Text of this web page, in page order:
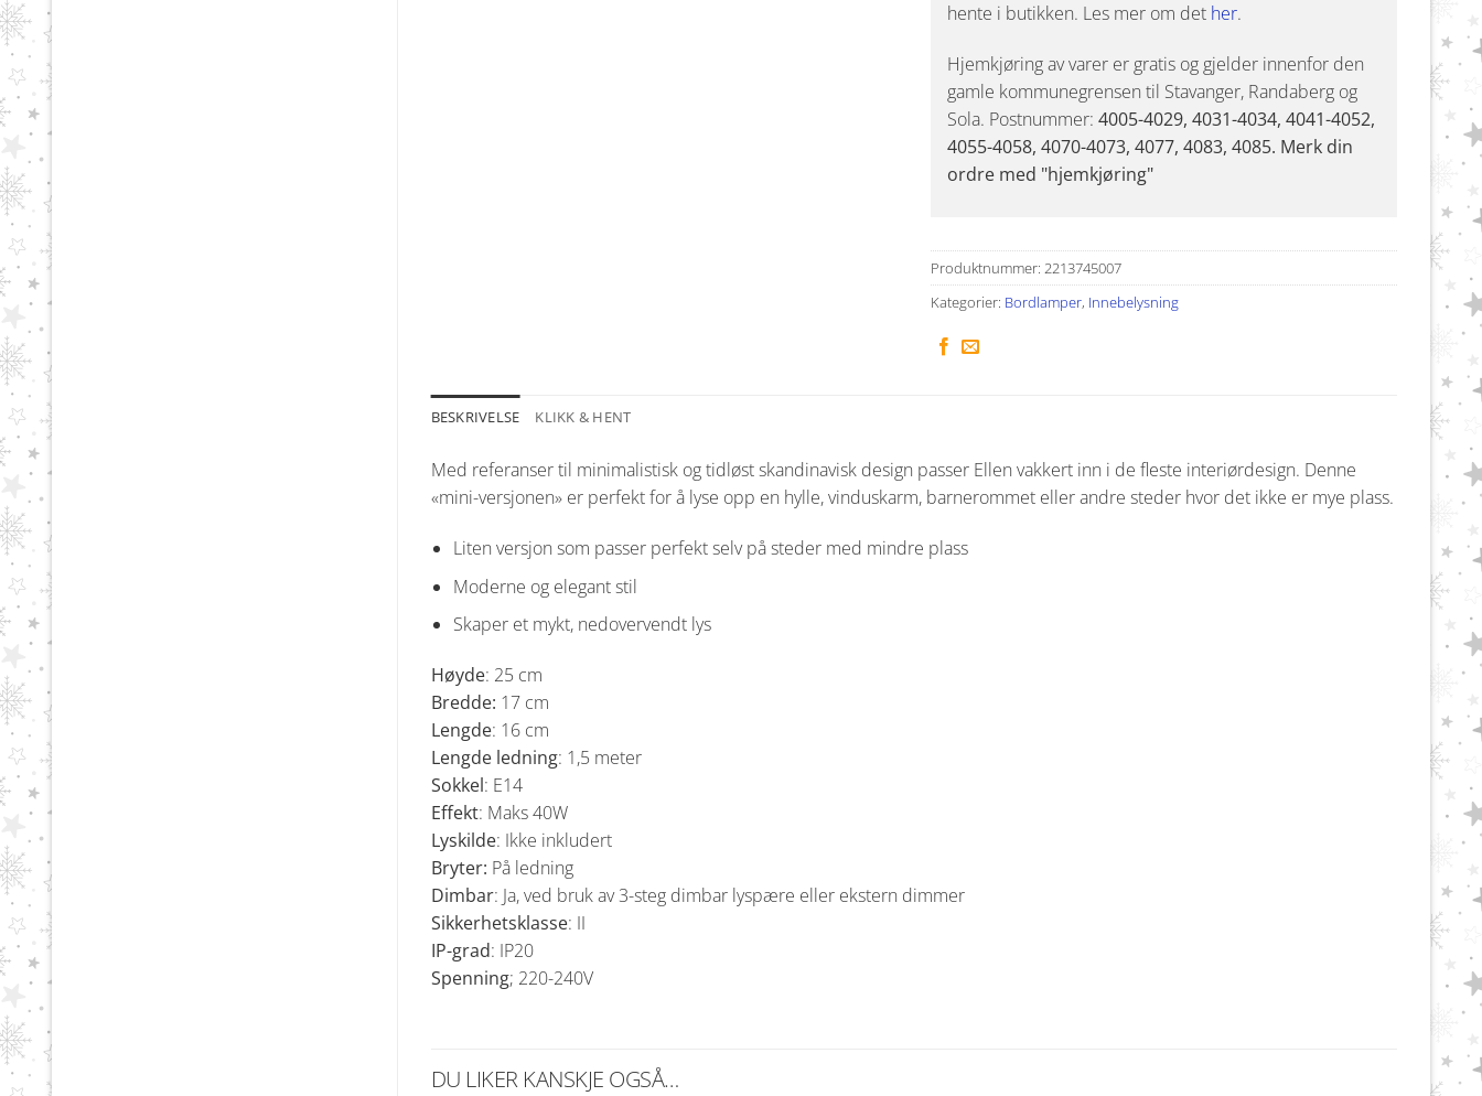
hente i butikken. Les mer om det her.
Hjemkjøring av varer er gratis og gjelder innenfor den
gamle kommunegrensen til Stavanger, Randaberg og
Sola. Postnummer: 4005-4029, 4031-4034, 4041-4052,
4055-4058, 4070-4073, 4077, 4083, 4085. Merk din
ordre med "hjemkjøring"
Produktnummer: 2213745007
Kategorier: Bordlamper, Innebelysning
BESKRIVELSE KLIKK & HENT
Med referanser til minimalistisk og tidløst skandinavisk design passer Ellen vakkert inn i de fleste interiørdesign. Denne
«mini-versjonen» er perfekt for å lyse opp en hylle, vinduskarm, barnerommet eller andre steder hvor det ikke er mye plass.
Liten versjon som passer perfekt selv på steder med mindre plass
Moderne og elegant stil
Skaper et mykt, nedovervendt lys
Høyde: 25 cm
Bredde: 17 cm
Lengde: 16 cm
Lengde ledning: 1,5 meter
Sokkel: E14
Effekt: Maks 40W
Lyskilde: Ikke inkludert
Bryter: På ledning
Dimbar: Ja, ved bruk av 3-steg dimbar lyspære eller ekstern dimmer
Sikkerhetsklasse: II
IP-grad: IP20
Spenning; 220-240V
DU LIKER KANSKJE OGSÅ…